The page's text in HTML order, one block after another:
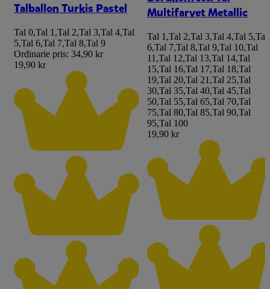
Talballon Turkis Pastel
Tal 0,Tal 1 ,Tal 2,Tal 3,Tal 4,Tal
5,Tal 6,Tal 7,Tal 8,Tal 9
Ordinarie pris: 34,90 kr
19,90 kr
Multifarvet Metallic
Tal 1 ,Tal 2,Tal 3,Tal 4,Tal 5,Tal
6,Tal 7,Tal 8,Tal 9,Tal 10,Tal
11 ,Tal 12,Tal 13,Tal 14,Tal
15,Tal 16,Tal 17,Tal 18,Tal
19,Tal 20,Tal 21 ,Tal 25,Tal
30,Tal 35,Tal 40,Tal 45,Tal
50,Tal 55,Tal 65,Tal 70,Tal
75,Tal 80,Tal 85,Tal 90,Tal
95,Tal 100
19,90 kr